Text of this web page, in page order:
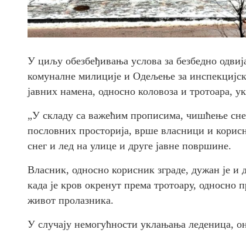
У циљу обезбеђивања услова за безбедно
комуналне милиције и Одељење за
јавних намена, односно коловоза и тротоара,
„У складу са важећим прописима, чишћење
пословних просторија, врше власници и
снег и лед на улице и друге јавне површине.
Власник, односно корисник зграде, дужан је и
када је кров окренут према тротоару,
живот пролазника.
У случају немогућности уклањања леденица,